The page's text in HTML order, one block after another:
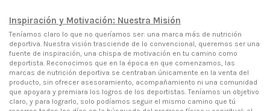
Inspiración y Motivación: Nuestra Misión
Teníamos claro lo que no queríamos ser: una marca más de nutrición
deportiva. Nuestra visión trasciende de lo convencional, queremos ser una
fuente de inspiración, una chispa de motivación en tu camino como
deportista. Reconocimos que en la época en que comenzamos, las
marcas de nutrición deportiva se centraban únicamente en la venta del
producto, sin ofrecer asesoramiento, acompañamiento ni una comunidad
que apoyara y premiara los logros de los deportistas. Teníamos un objetivo
claro, y para lograrlo, solo podíamos seguir el mismo camino que tú